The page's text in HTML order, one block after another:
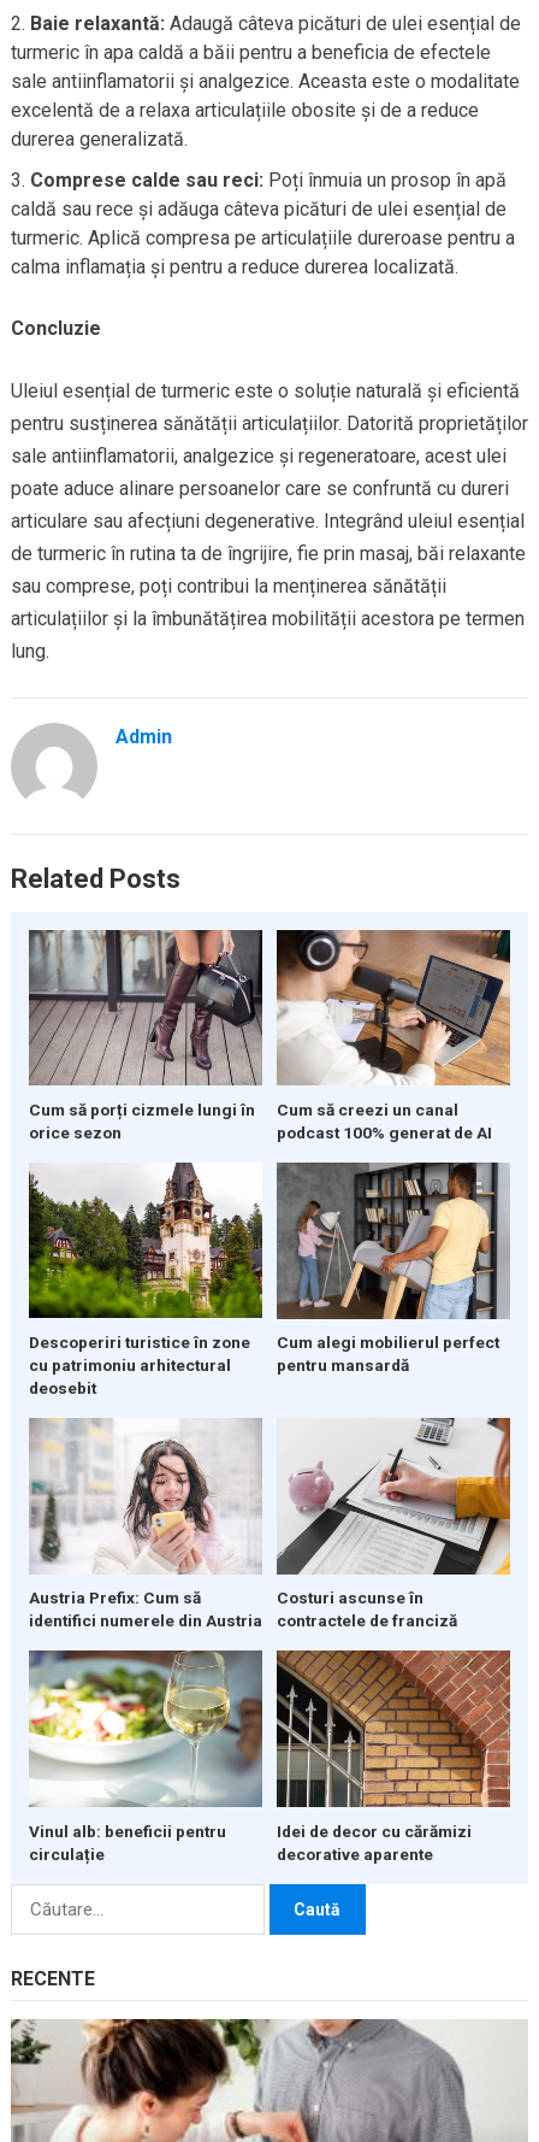
Baie relaxantă: Adaugă câteva picături de ulei esențial de
turmeric în apa caldă a băii pentru a beneficia de efectele
sale antiinflamatorii și analgezice. Aceasta este o modalitate
excelentă de a relaxa articulațiile obosite și de a reduce
durerea generalizată.
Comprese calde sau reci: Poți înmuia un prosop în apă
caldă sau rece și adăuga câteva picături de ulei esențial de
turmeric. Aplică compresa pe articulațiile dureroase pentru a
calma inflamația și pentru a reduce durerea localizată.
Concluzie
Uleiul esențial de turmeric este o soluție naturală și eficientă
pentru susținerea sănătății articulațiilor. Datorită proprietăților
sale antiinflamatorii, analgezice și regeneratoare, acest ulei
poate aduce alinare persoanelor care se confruntă cu dureri
articulare sau afecțiuni degenerative. Integrând uleiul esențial
de turmeric în rutina ta de îngrijire, fie prin masaj, băi relaxante
sau comprese, poți contribui la menținerea sănătății
articulațiilor și la îmbunătățirea mobilității acestora pe termen
lung.
Admin
Related Posts
Cum să porți cizmele lungi în
orice sezon
Cum să creezi un canal
podcast 100% generat de AI
Descoperiri turistice în zone
cu patrimoniu arhitectural
deosebit
Cum alegi mobilierul perfect
pentru mansardă
Austria Prefix: Cum să
identifici numerele din Austria
Costuri ascunse în
contractele de franciză
Vinul alb: beneficii pentru
circulație
Idei de decor cu cărămizi
decorative aparente
Caută
RECENTE